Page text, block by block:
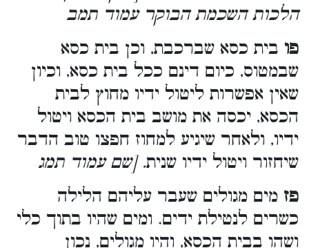
הלכות השכמת הבוקר עמוד תמב
פו בית כסא שברכבת, וכן בית כסא
שבמטוס, כיום דינם ככל בית כסא, וכיון
שאין אפשרות ליטול ידיו מחוץ לבית
הכסא, יכסה את מושב בית הכסא ויטול
ידיו, ולאחר שיגיע למחוז חפצו טוב הדבר
שיחזור ויטול ידיו שנית. [שם עמוד תמג
פז מים מגולים שעבר עליהם הלילה
כשרים לנטילת ידים. ומים שהיו בתוך כלי
ושהו בבית הכסא, והיו מגולים, נכון